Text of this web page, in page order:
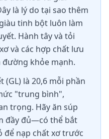
là lý do tại sao thêm
tinh bột luôn làm
Hành tây và tỏi
và các hợp chất lưu
khỏe mạnh.
là 20,6 mỗi phần
"trung bình",
trọng. Hãy ăn súp
đầy đủ—có thể bắt
để nạp chất xơ trước